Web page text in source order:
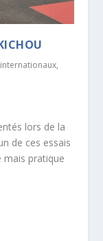
,
lors de la
de ces essais
mais pratique